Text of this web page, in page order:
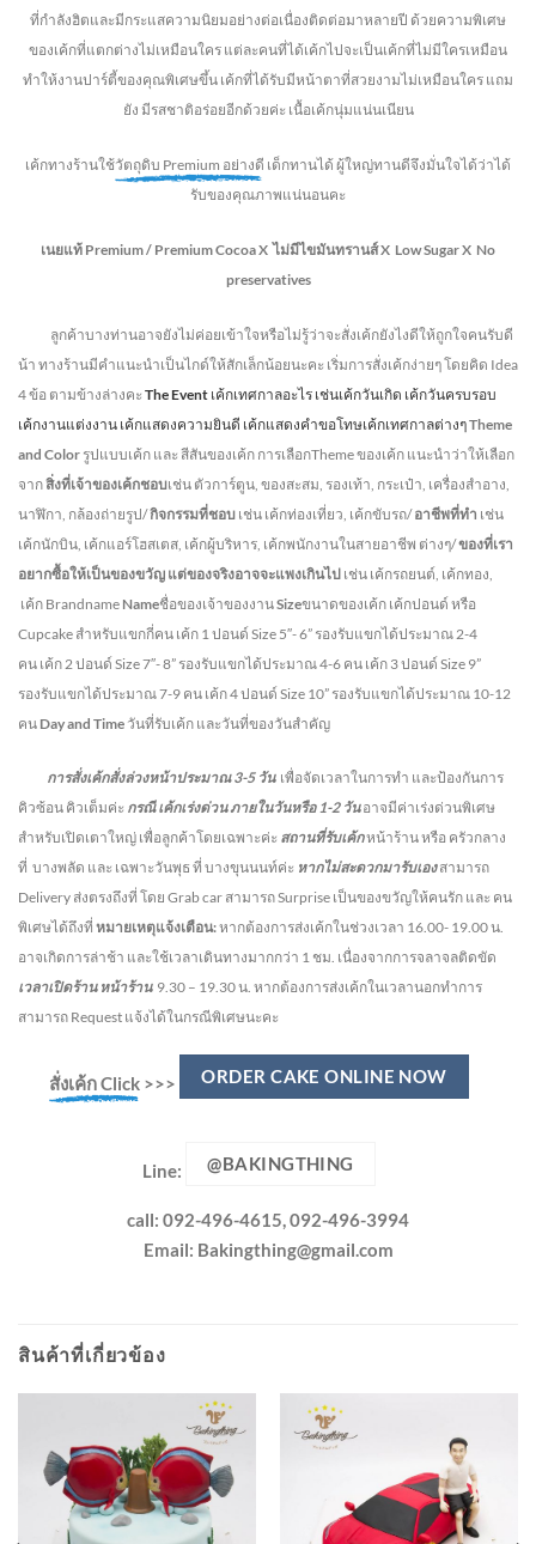
ที่กำลังฮิตและมีกระแสความนิยมอย่างต่อเนื่องติดต่อมาหลายปี ด้วยความพิเศษ
ของเค้กที่แตกต่างไม่เหมือนใคร แต่ละคนที่ได้เค้กไปจะเป็นเค้กที่ไม่มีใครเหมือน
ทำให้งานปาร์ตี้ของคุณพิเศษขึ้น เค้กที่ได้รับมีหน้าตาที่สวยงามไม่เหมือนใคร แถม
ยัง มีรสชาติอร่อยอีกด้วยค่ะ เนื้อเค้กนุ่มแน่นเนียน
เค้กทางร้านใช้วัตถุดิบ Premium อย่างดี เด็กทานได้ ผู้ใหญ่ทานดีจึงมั่นใจได้ว่าได้
รับของคุณภาพแน่นอนคะ
เนยแท้ Premium / Premium CocoaX ไม่มีไขมันทรานส์X Low SugarX No
preservatives
ลูกค้าบางท่านอาจยังไม่ค่อยเข้าใจหรือไม่รู้ว่าจะสั่งเค้กยังไงดีให้ถูกใจคนรับดี
น้า ทางร้านมีคำแนะนำเป็นไกด์ให้สักเล็กน้อยนะคะ เริ่มการสั่งเค้กง่ายๆ โดยคิด Idea
4 ข้อ ตามข้างล่างคะ The Event เค้กเทศกาลอะไร เช่นเค้กวันเกิด เค้กวันครบรอบ
เค้กงานแต่งงาน เค้กแสดงความยินดี เค้กแสดงคำขอโทษเค้กเทศกาลต่างๆTheme
and Color รูปแบบเค้ก และ สีสันของเค้ก การเลือกTheme ของเค้ก แนะนำว่าให้เลือก
จากสิ่งที่เจ้าของเค้กชอบเช่น ตัวการ์ตูน, ของสะสม, รองเท้า, กระเป๋า, เครื่องสำอาง,
นาฬิกา, กล้องถ่ายรูป/กิจกรรมที่ชอบ เช่น เค้กท่องเที่ยว, เค้กขับรถ/อาชีพที่ทำ เช่น
เค้กนักบิน, เค้กแอร์โฮสเตส, เค้กผู้บริหาร, เค้กพนักงานในสายอาชีพ ต่างๆ/ของที่เรา
อยากซื้อให้เป็นของขวัญ แต่ของจริงอาจจะแพงเกินไป เช่น เค้กรถยนต์, เค้กทอง,
เค้ก Brandname Nameชื่อของเจ้าของงานSizeขนาดของเค้ก เค้กปอนด์ หรือ
Cupcake สำหรับแขกกี่คน เค้ก 1 ปอนด์ Size 5″- 6” รองรับแขกได้ประมาณ 2-4
คน เค้ก 2 ปอนด์ Size 7″- 8” รองรับแขกได้ประมาณ 4-6 คน เค้ก 3 ปอนด์ Size 9”
รองรับแขกได้ประมาณ 7-9 คน เค้ก 4 ปอนด์ Size 10” รองรับแขกได้ประมาณ 10-12
คน Day and Time วันที่รับเค้ก และวันที่ของวันสำคัญ
การสั่งเค้กสั่งล่วงหน้าประมาณ3-5 วัน เพื่อจัดเวลาในการทำ และป้องกันการ
คิวซ้อน คิวเต็มค่ะ กรณี เค้กเร่งด่วนภายในวันหรือ1-2 วัน อาจมีค่าเร่งด่วนพิเศษ
สำหรับเปิดเตาใหญ่ เพื่อลูกค้าโดยเฉพาะค่ะ สถานที่รับเค้กหน้าร้าน หรือ ครัวกลาง
ที่ บางพลัด และ เฉพาะวันพุธ ที่ บางขุนนนท์ค่ะ หากไม่สะดวกมารับเองสามารถ
Delivery ส่งตรงถึงที่ โดย Grab car สามารถ Surprise เป็นของขวัญให้คนรัก และ คน
พิเศษได้ถึงที่ หมายเหตุแจ้งเตือน:หากต้องการส่งเค้กในช่วงเวลา 16.00- 19.00 น.
อาจเกิดการล่าช้า และใช้เวลาเดินทางมากกว่า 1 ชม. เนื่องจากการจลาจลติดขัด
เวลาเปิดร้าน หน้าร้าน 9.30 – 19.30 น. หากต้องการส่งเค้กในเวลานอกทำการ
สามารถ Request แจ้งได้ในกรณีพิเศษนะคะ
สั่งเค้ก Click>>> ORDER CAKE ONLINE NOW
Line: @BAKINGTHING
call: 092-496-4615, 092-496-3994
Email: Bakingthing@gmail.com
สินค้าที่เกี่ยวข้อง